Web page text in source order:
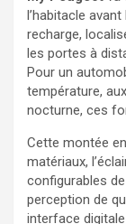
l’habitacle
recharge,
les portes à
Pour un
température,
nocturne, ces
Cette montée
matériaux,
configurables
perception de
interface